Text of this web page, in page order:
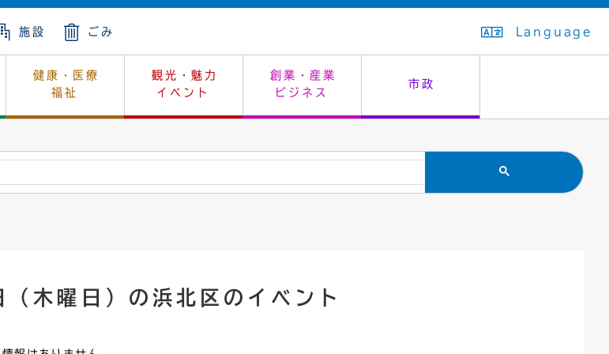
施設 ごみ Language
健康・医療
福祉
観光・魅力
イベント
創業・産業
ビジネス
市政
上下水道 生活排水
消費生活 市民安全
住所変更
生涯学習 教育委員会
幼稚園一覧 入学式・卒業式
休日当番医 救急・夜間診療
感染症
レジャー・スポーツ 施設予約（まつぼっくり）
よう、ハマライフ はたちの集い
土地 指定管理者制度
環境対策 公共事業の技術監理
市長の部屋 議会
選挙 オープンデータ
監査
曜日）の浜北区のイベント